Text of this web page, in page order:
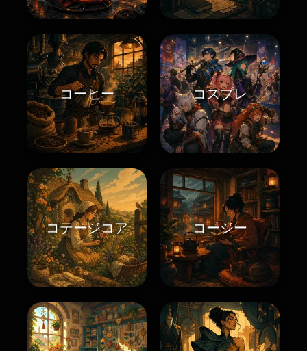
コーヒー コスプレ
コテージコア コージー